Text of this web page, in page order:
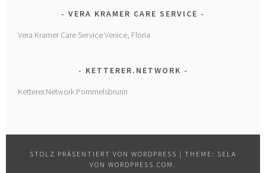
VERA KRAMER CARE SERVICE
Vera Kramer Care Service Venice, Floria
KETTERER.NETWORK
Ketterer.Network Pommelsbrunn
STOLZ PRÄSENTIERT VON WORDPRESS | THEME: SELA
VON WORDPRESS.COM